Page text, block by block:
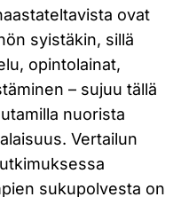
ovat
syistäkin, sillä
opintolainat,
– sujuu tällä
nuorista
Vertailun
sukupolvesta on